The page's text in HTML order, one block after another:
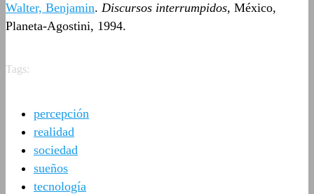
Walter, Benjamin. Discursos interrumpidos, México,
Planeta-Agostini, 1994.
Tags:
percepción
realidad
sociedad
sueños
tecnología